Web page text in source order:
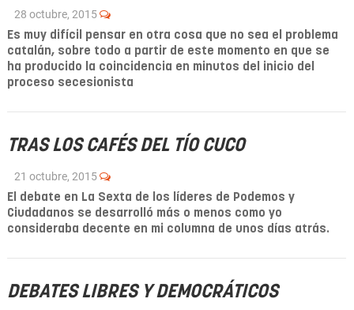
28 octubre, 2015
Es muy difícil pensar en otra cosa que no sea el problema
catalán, sobre todo a partir de este momento en que se
ha producido la coincidencia en minutos del inicio del
proceso secesionista
TRAS LOS CAFÉS DEL TÍO CUCO
21 octubre, 2015
El debate en La Sexta de los líderes de Podemos y
Ciudadanos se desarrolló más o menos como yo
consideraba decente en mi columna de unos días atrás.
DEBATES LIBRES Y DEMOCRÁTICOS